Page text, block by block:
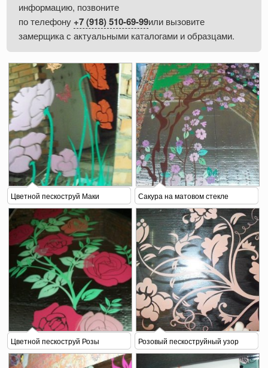
информацию, позвоните
по телефону +7 (918) 510-69-99или вызовите
замерщика с актуальными каталогами и образцами.
Цветной пескоструй Маки Сакура на матовом стекле
Цветной пескоструй Розы Розовый пескоструйный узор